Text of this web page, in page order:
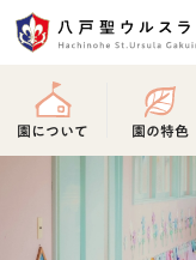
園について 園の特色